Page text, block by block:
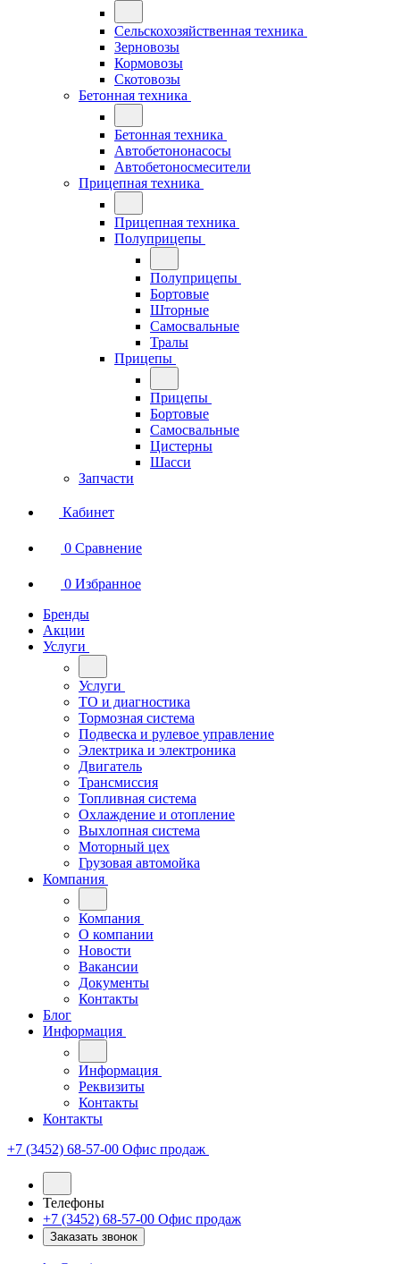
Сельскохозяйственная техника
Зерновозы
Кормовозы
Скотовозы
Бетонная техника
Бетонная техника
Автобетононасосы
Автобетоносмесители
Прицепная техника
Прицепная техника
Полуприцепы
Полуприцепы
Бортовые
Шторные
Самосвальные
Тралы
Прицепы
Прицепы
Бортовые
Самосвальные
Цистерны
Шасси
Запчасти
Кабинет
0 Сравнение
0 Избранное
Бренды
Акции
Услуги
Услуги
ТО и диагностика
Тормозная система
Подвеска и рулевое управление
Электрика и электроника
Двигатель
Трансмиссия
Топливная система
Охлаждение и отопление
Выхлопная система
Моторный цех
Грузовая автомойка
Компания
Компания
О компании
Новости
Вакансии
Документы
Контакты
Блог
Информация
Информация
Реквизиты
Контакты
Контакты
+7 (3452) 68-57-00 Офис продаж
Телефоны
+7 (3452) 68-57-00 Офис продаж
Заказать звонок